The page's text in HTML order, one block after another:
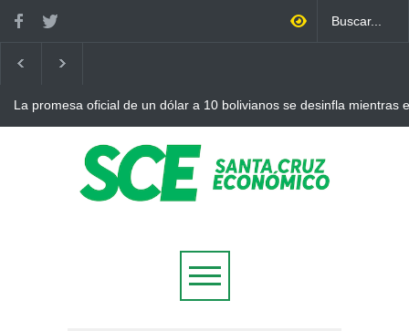
La promesa oficial de un dólar a 10 bolivianos se desinfla mientras